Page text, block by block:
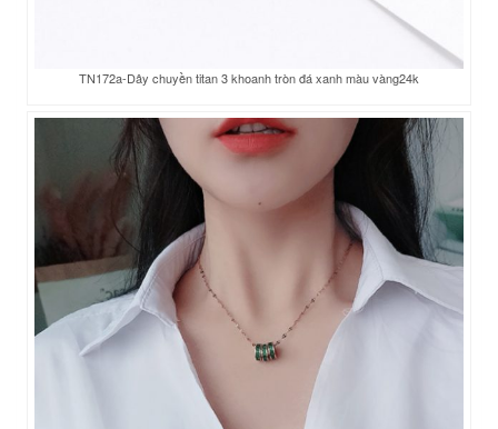
TN172a-Dây chuyền titan 3 khoanh tròn đá xanh màu vàng24k